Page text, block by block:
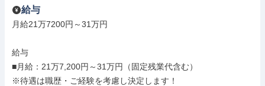
給与
月給21万7200円～31万円
給与
■月給：21万7,200円～31万円（固定残業代含む）
※待遇は職歴・ご経験を考慮し決定します！